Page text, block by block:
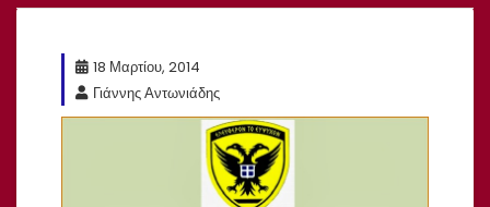
18 Μαρτίου, 2014
Γιάννης Αντωνιάδης